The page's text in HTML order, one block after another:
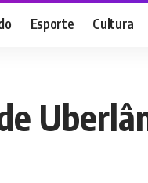
Esporte Cultura